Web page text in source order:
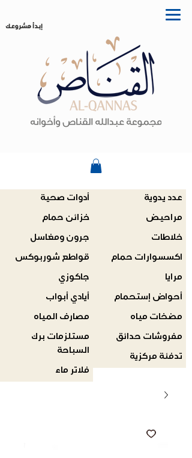
إبدأ مشروعك
أدوات صحية
خزائن حمام
جرون ومغاسل
قواطع شوربوكس
جاكوزي
أيادي أبواب
مصارف المياه
مستلزمات برك
السباحة
فلاتر ماء
عدد يدوية
مراحيض
خلاطات
اكسسوارات حمام
مرايا
أحواض إستحمام
مضخات مياه
مفروشات حدائق
تدفئة مركزية